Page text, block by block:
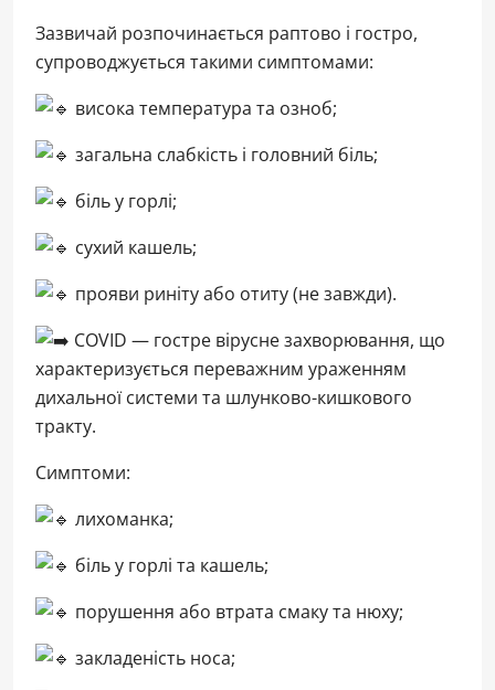
Зазвичай розпочинається раптово і гостро,
супроводжується такими симптомами:
висока температура та озноб;
загальна слабкість і головний біль;
біль у горлі;
сухий кашель;
прояви риніту або отиту (не завжди).
COVID — гостре вірусне захворювання, що
характеризується переважним ураженням
дихальної системи та шлунково-кишкового
тракту.
Симптоми:
лихоманка;
біль у горлі та кашель;
порушення або втрата смаку та нюху;
закладеність носа;